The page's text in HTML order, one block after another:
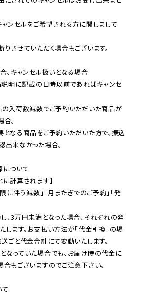
ンセルをご希望される方に関しまして
させていただく場合もございます。
、キャンセル扱いとなる場合
明に記載の日時以前であればキャンセ
の入荷数減数でご予約いただいた商品が
。
となる商品をご予約いただいた方で、振込
来なかった場合。
ついて
計算されます】
限に伴う減数」「月またぎでのご予約」「発
、3万円未満となった場合、それぞれの発
ます。お支払い方法が「代金引換」の場
っていた場合でも、お届け時の代金に
もございますのでご注意下さい。